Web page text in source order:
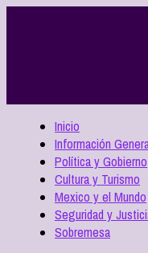
Inicio
Información
Política y Gobierno
Cultura y Turismo
Mexico y el Mundo
Seguridad y
Sobremesa